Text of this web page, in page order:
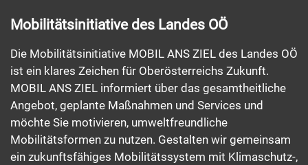
Mobilitätsinitiative des Landes OÖ
Die Mobilitätsinitiative MOBIL ANS ZIEL des Landes OÖ
ist ein klares Zeichen für Oberösterreichs Zukunft.
MOBIL ANS ZIEL informiert über das gesamtheitliche
Angebot, geplante Maßnahmen und Services und
möchte Sie motivieren, umweltfreundliche
Mobilitätsformen zu nutzen. Gestalten wir gemeinsam
ein zukunftsfähiges Mobilitätssystem mit Klimaschutz-,